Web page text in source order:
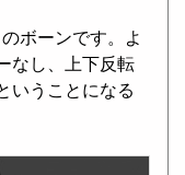
ボーンです。よ
なし、上下反転
いうことになる